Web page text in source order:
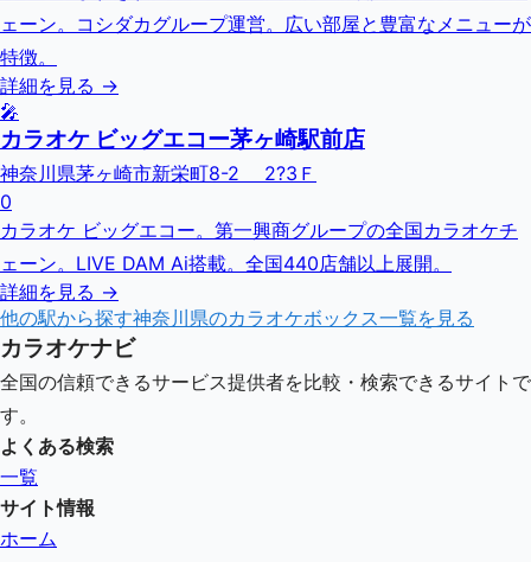
ェーン。コシダカグループ運営。広い部屋と豊富なメニューが
特徴。
詳細を見る →
🎤
カラオケ ビッグエコー茅ヶ崎駅前店
神奈川県茅ヶ崎市新栄町8-2 2?3Ｆ
0
カラオケ ビッグエコー。第一興商グループの全国カラオケチ
ェーン。LIVE DAM Ai搭載。全国440店舗以上展開。
詳細を見る →
他の駅から探す神奈川県のカラオケボックス一覧を見る
カラオケナビ
全国の信頼できるサービス提供者を比較・検索できるサイトで
す。
よくある検索
一覧
サイト情報
ホーム